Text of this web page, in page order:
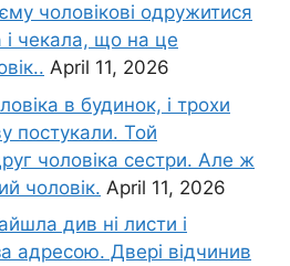
чоловікові одружитися
чекала, що на це
April 11, 2026
в будинок, і трохи
постукали. Той
чоловіка сестри. Але ж
чоловік. April 11, 2026
див ні листи і
адресою. Двері відчинив